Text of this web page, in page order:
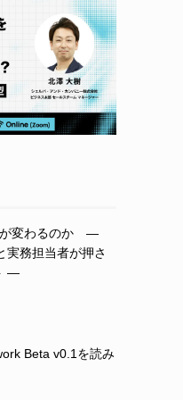
が変わるのか ―
実務担当者が押さ
―
Beta v0.1を読み